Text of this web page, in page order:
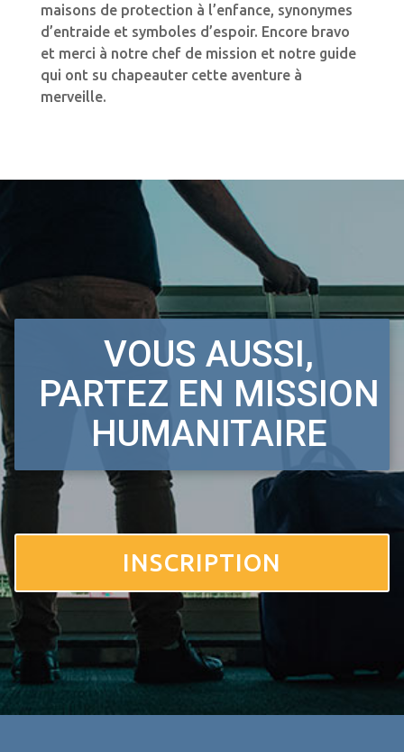
maisons de protection à l’enfance, synonymes
d’entraide et symboles d’espoir. Encore bravo
et merci à notre chef de mission et notre guide
qui ont su chapeauter cette aventure à
merveille.
VOUS AUSSI,
PARTEZ EN MISSION
HUMANITAIRE
INSCRIPTION